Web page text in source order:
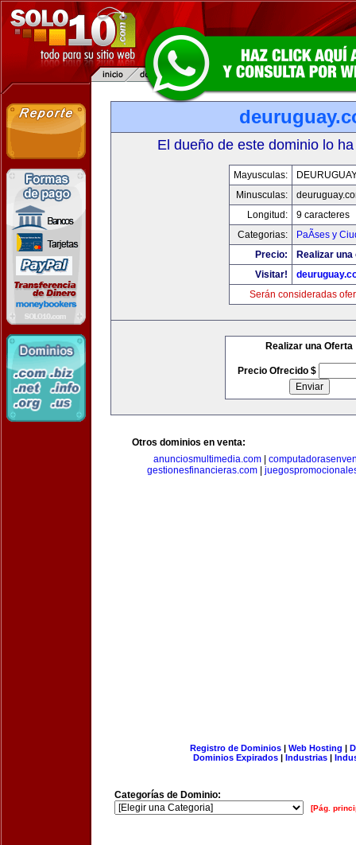
El dueño de este dominio lo
Mayusculas:
Minusculas:
Longitud:
9 caracteres
Categorias:
PaÃ­ses y
Precio:
Realizar
Visitar!
Serán consideradas
Realizar una Oferta
Precio Ofrecido $
Otros dominios en venta:
anunciosmultimedia.com
gestionesfinancieras.com
Registro de Dominios| Web Hosting |
Dominios Expirados | Industrias |
Categorías de Dominio:
[Pág.